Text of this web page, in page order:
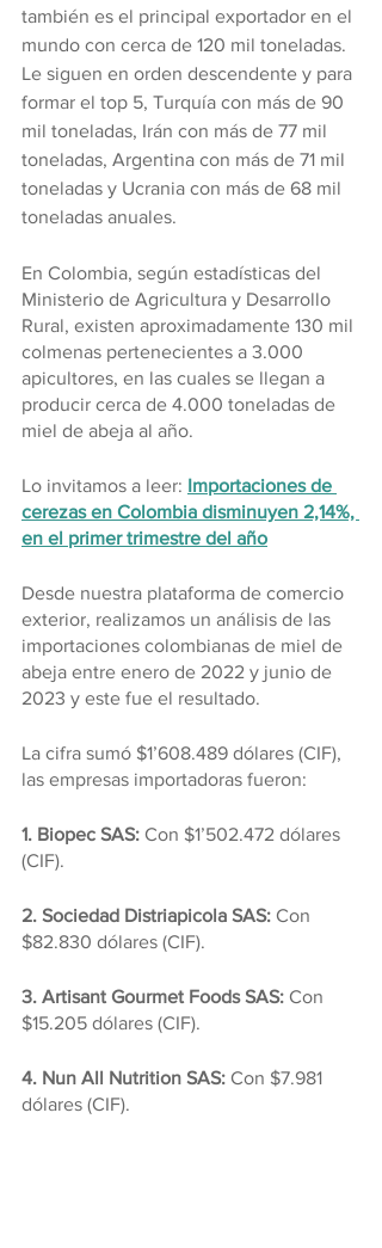
también es el principal exportador en el
mundo con cerca de 120 mil toneladas.
Le siguen en orden descendente y para
formar el top 5, Turquía con más de 90
mil toneladas, Irán con más de 77 mil
toneladas, Argentina con más de 71 mil
toneladas y Ucrania con más de 68 mil
toneladas anuales.
En Colombia, según estadísticas del
Ministerio de Agricultura y Desarrollo
Rural, existen aproximadamente 130 mil
colmenas pertenecientes a 3.000
apicultores, en las cuales se llegan a
producir cerca de 4.000 toneladas de
miel de abeja al año.
Lo invitamos a leer: Importaciones de
cerezas en Colombia disminuyen 2,14%,
en el primer trimestre del año
Desde nuestra plataforma de comercio
exterior, realizamos un análisis de las
importaciones colombianas de miel de
abeja entre enero de 2022 y junio de
2023 y este fue el resultado.
La cifra sumó $1’608.489 dólares (CIF),
las empresas importadoras fueron:
1. Biopec SAS: Con $1’502.472 dólares
(CIF).
2. Sociedad Distriapicola SAS: Con
$82.830 dólares (CIF).
3. Artisant Gourmet Foods SAS: Con
$15.205 dólares (CIF).
4. Nun All Nutrition SAS: Con $7.981
dólares (CIF).